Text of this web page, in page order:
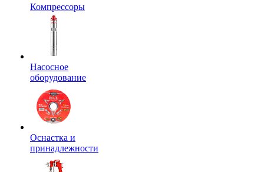
Компрессоры
Насосное
оборудование
Оснастка и
принадлежности